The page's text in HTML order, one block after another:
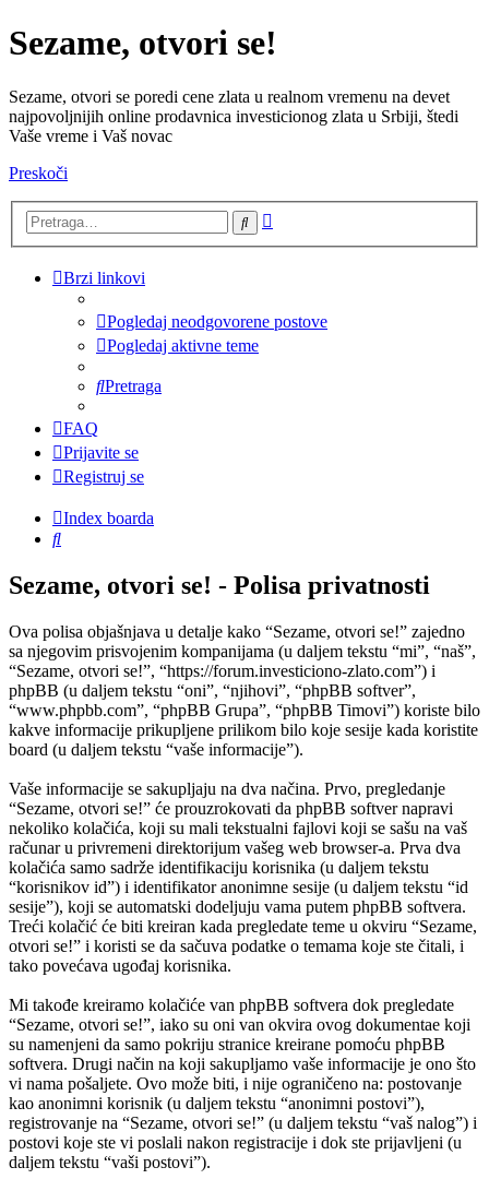
Sezame, otvori se!
Sezame, otvori se poredi cene zlata u realnom vremenu na devet
najpovoljnijih online prodavnica investicionog zlata u Srbiji, štedi
Vaše vreme i Vaš novac
Preskoči
Pretraga
Brzi linkovi
Pogledaj neodgovorene postove
Pogledaj aktivne teme
Pretraga
FAQ
Prijavite se
Registruj se
Index boarda
Pretraga
Sezame, otvori se! - Polisa privatnosti
Ova polisa objašnjava u detalje kako “Sezame, otvori se!” zajedno
sa njegovim prisvojenim kompanijama (u daljem tekstu “mi”, “naš”,
“Sezame, otvori se!”, “https://forum.investiciono-zlato.com”) i
phpBB (u daljem tekstu “oni”, “njihovi”, “phpBB softver”,
“www.phpbb.com”, “phpBB Grupa”, “phpBB Timovi”) koriste bilo
kakve informacije prikupljene prilikom bilo koje sesije kada koristite
board (u daljem tekstu “vaše informacije”).
Vaše informacije se sakupljaju na dva načina. Prvo, pregledanje
“Sezame, otvori se!” će prouzrokovati da phpBB softver napravi
nekoliko kolačića, koji su mali tekstualni fajlovi koji se sašu na vaš
računar u privremeni direktorijum vašeg web browser-a. Prva dva
kolačića samo sadrže identifikaciju korisnika (u daljem tekstu
“korisnikov id”) i identifikator anonimne sesije (u daljem tekstu “id
sesije”), koji se automatski dodeljuju vama putem phpBB softvera.
Treći kolačić će biti kreiran kada pregledate teme u okviru “Sezame,
otvori se!” i koristi se da sačuva podatke o temama koje ste čitali, i
tako povećava ugođaj korisnika.
Mi takođe kreiramo kolačiće van phpBB softvera dok pregledate
“Sezame, otvori se!”, iako su oni van okvira ovog dokumentae koji
su namenjeni da samo pokriju stranice kreirane pomoću phpBB
softvera. Drugi način na koji sakupljamo vaše informacije je ono što
vi nama pošaljete. Ovo može biti, i nije ograničeno na: postovanje
kao anonimni korisnik (u daljem tekstu “anonimni postovi”),
registrovanje na “Sezame, otvori se!” (u daljem tekstu “vaš nalog”) i
postovi koje ste vi poslali nakon registracije i dok ste prijavljeni (u
daljem tekstu “vaši postovi”).